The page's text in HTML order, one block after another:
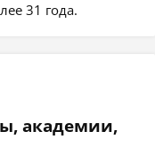
31 года.
академии,